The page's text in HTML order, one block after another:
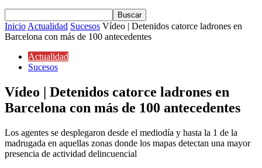
InicioActualidad Sucesos Vídeo | Detenidos catorce ladrones en
Barcelona con más de 100 antecedentes
Actualidad
Sucesos
Vídeo | Detenidos catorce ladrones en
Barcelona con más de 100 antecedentes
Los agentes se desplegaron desde el mediodía y hasta la 1 de la
madrugada en aquellas zonas donde los mapas detectan una mayor
presencia de actividad delincuencial